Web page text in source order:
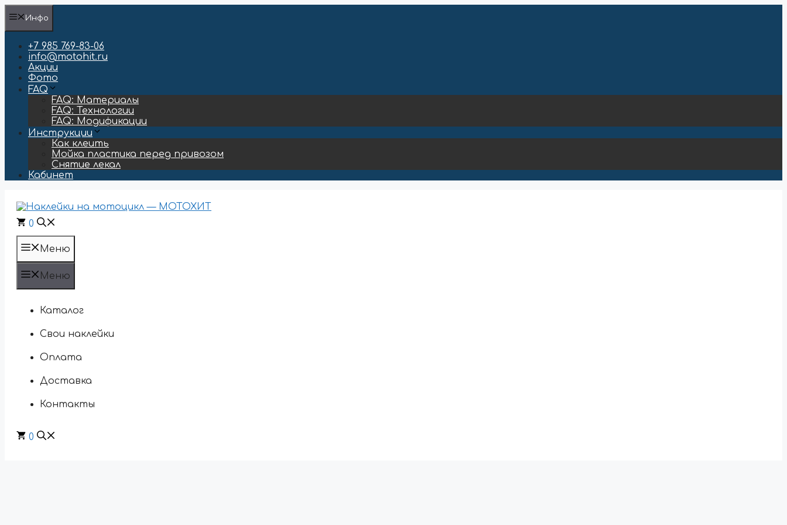
Перейти
содержимому
Инфо
+7 985 769-83-06
info@motohit.ru
Акции
Фото
FAQ
FAQ: Материалы
FAQ: Технологии
FAQ: Модификации
Инструкции
Как клеить
Мойка пластика перед привозом
Снятие лекал
Кабинет
0
Меню
Меню
Каталог
Свои наклейки
Оплата
Доставка
Контакты
0